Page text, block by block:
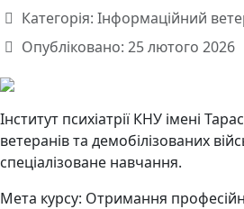
Категорія: Інформаційний
Опубліковано: 25 лютого 2026
Інститут психіатрії КНУ імені
ветеранів та демобілізованих
спеціалізоване навчання.
Мета курсу: Отримання